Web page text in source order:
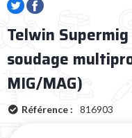
Telwin
soudage
MIG/MAG)
Référence : 816903